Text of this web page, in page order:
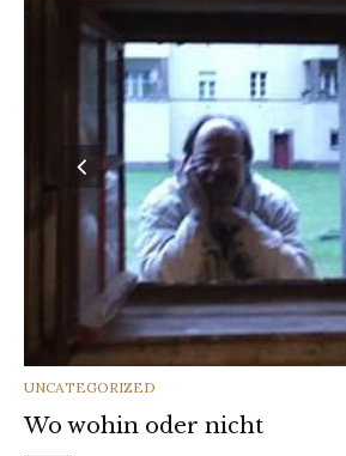
CATEGORIES
UNCATEGORIZED
Wo wohin oder nicht